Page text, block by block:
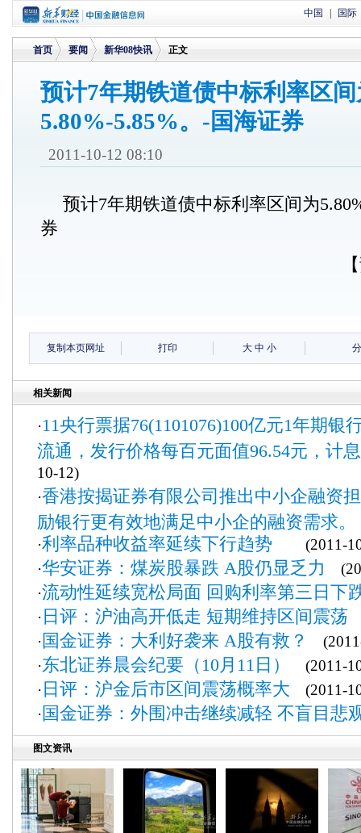
中国 国际
首页 要闻
>
新华08快讯
>
正文
预计7年期铁道债中标利率区
5.80%-5.85%。-国海证券
2011-10-12 08:10
预计7年期铁道债中标利率区间为
券
复制本页网址 打印 大 中 小
相关新闻
·11央行票据76(1101076)100亿元1年期银
流通，发行价格每百元面值96.54元，计
10-12)
·香港按揭证券有限公司推出中小企融资
励银行更有效地满足中小企的融资需求。
·利率品种收益率延续下行趋势
(2011-
·华安证券：煤炭股暴跌 A股仍显乏力
·流动性延续宽松局面 回购利率第三日下
·日评：沪油高开低走 短期维持区间震荡
·国金证券：大利好袭来 A股有救？
·东北证券晨会纪要（10月11日）
(2011-
·日评：沪金后市区间震荡概率大 (2011-
·国金证券：外围冲击继续减轻 不盲目悲
图文资讯